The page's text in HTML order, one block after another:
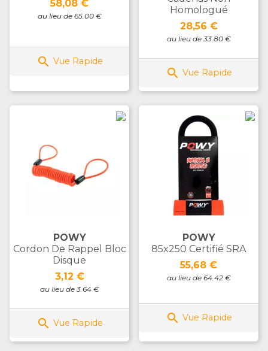
Prix
58,08 €
au lieu de 65.00 €
 Vue Rapide
Homologué
Prix
28,56 €
au lieu de 33.80 €
 Vue Rapide
POWY
Cordon De Rappel Bloc
Disque
Prix
3,12 €
au lieu de 3.64 €
 Vue Rapide
POWY
85x250 Certifié SRA
Prix
55,68 €
au lieu de 64.42 €
 Vue Rapide